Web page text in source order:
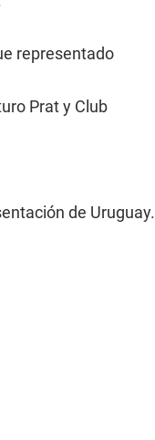
representado
Prat y Club
de Uruguay.